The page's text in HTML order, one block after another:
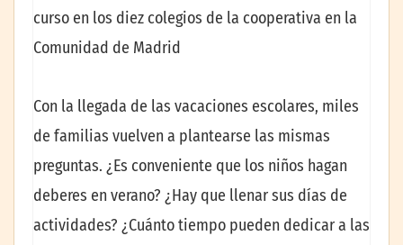
curso en los diez colegios de la cooperativa en la
Comunidad de Madrid
Con la llegada de las vacaciones escolares, miles
de familias vuelven a plantearse las mismas
preguntas. ¿Es conveniente que los niños hagan
deberes en verano? ¿Hay que llenar sus días de
actividades? ¿Cuánto tiempo pueden dedicar a las